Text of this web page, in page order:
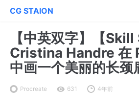
CG STAION
【中英双字】【Skill
Cristina Handre 在
中画一个美丽的长颈
Procreate 631 4年前